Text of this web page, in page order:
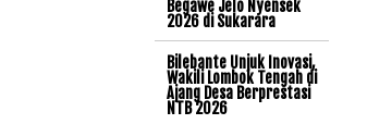
Begawe Jelo Nyensek
2026 di Sukarara
Bilebante Unjuk Inovasi,
Wakili Lombok Tengah di
Ajang Desa Berprestasi
NTB 2026